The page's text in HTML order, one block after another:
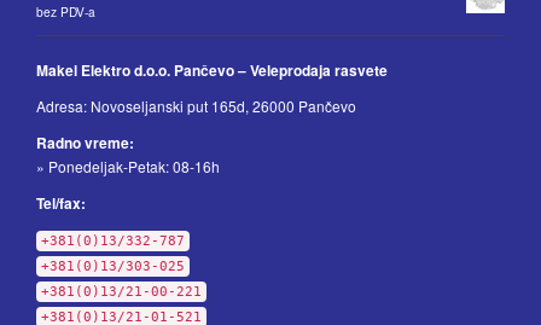
bez PDV-a
Makel Elektro d.o.o. Pančevo – Veleprodaja rasvete
Adresa: Novoseljanski put 165d, 26000 Pančevo
Radno vreme:
» Ponedeljak-Petak: 08-16h
Tel/fax:
+381(0)13/332-787
+381(0)13/303-025
+381(0)13/21-00-221
+381(0)13/21-01-521